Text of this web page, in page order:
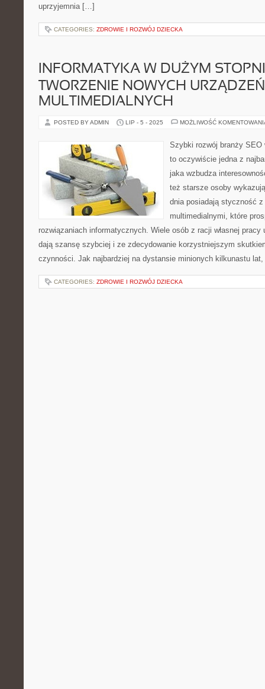
uprzyjemnia […]
CATEGORIES: ZDROWIE I ROZWÓJ DZIECKA
INFORMATYKA W DUŻYM
TWORZENIE NOWYCH URZĄDZEŃ
MULTIMEDIALNYCH
POSTED BY ADMIN LIP - 5 - 2025 MOŻLIWOŚĆ
Szybki rozwój branży
to oczywiście jedna z
jaka wzbudza
też starsze osoby
dnia posiadają styczność
multimedialnymi, które
rozwiązaniach informatycznych. Wiele osób z racji własnej
dają szansę szybciej i ze zdecydowanie korzystniejszym
czynności. Jak najbardziej na dystansie minionych kilkunastu
CATEGORIES: ZDROWIE I ROZWÓJ DZIECKA